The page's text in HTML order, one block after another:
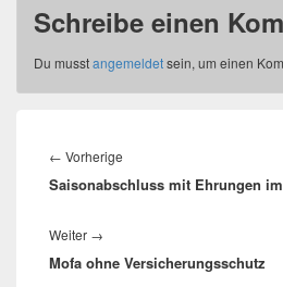
Schreibe einen
Du musstangemeldetsein, um einen
← Vorherige
Beitrag:
Saisonabschluss mit Ehrungen
Weiter →
Beitrag:
Mofa ohne Versicherungsschutz